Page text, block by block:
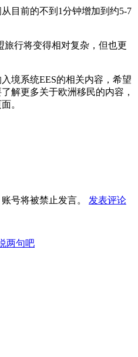
目前的不到1分钟增加到约5-7
旅行将变得相对复杂，但也更
境系统EES的相关内容，希望
解更多关于欧洲移民的内容，
。
号将被禁止发言。
发表评论
两句吧